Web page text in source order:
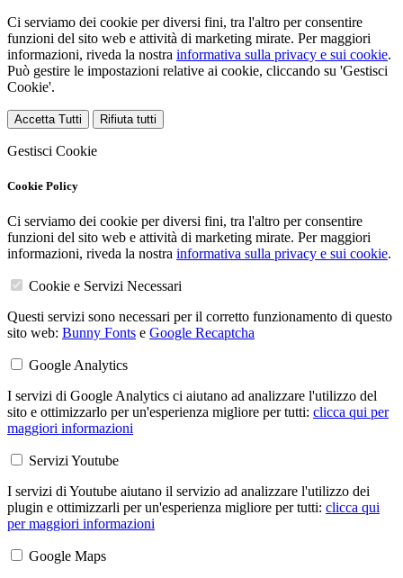
Ci serviamo dei cookie per diversi fini, tra l'altro per consentire
funzioni del sito web e attività di marketing mirate. Per maggiori
informazioni, riveda la nostra informativa sulla privacy e sui cookie.
Può gestire le impostazioni relative ai cookie, cliccando su 'Gestisci
Cookie'.
Accetta Tutti Rifiuta tutti
Gestisci Cookie
Cookie Policy
Ci serviamo dei cookie per diversi fini, tra l'altro per consentire
funzioni del sito web e attività di marketing mirate. Per maggiori
informazioni, riveda la nostra informativa sulla privacy e sui cookie.
Cookie e Servizi Necessari
Questi servizi sono necessari per il corretto funzionamento di questo
sito web: Bunny Fonts e Google Recaptcha
Google Analytics
I servizi di Google Analytics ci aiutano ad analizzare l'utilizzo del
sito e ottimizzarlo per un'esperienza migliore per tutti: clicca qui per
maggiori informazioni
Servizi Youtube
I servizi di Youtube aiutano il servizio ad analizzare l'utilizzo dei
plugin e ottimizzarli per un'esperienza migliore per tutti: clicca qui
per maggiori informazioni
Google Maps